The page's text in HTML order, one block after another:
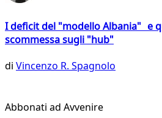
I deficit del "modello Albania" e
scommessa sugli "hub"
di Vincenzo R. Spagnolo
Abbonati ad Avvenire